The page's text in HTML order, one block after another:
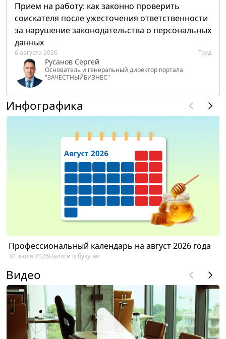
Прием на работу: как законно проверить
соискателя после ужесточения ответственности
за нарушение законодательства о персональных
данных
6 августа 2026 Труд
Русанов Сергей
Основатель и генеральный директор портала
"ЗАЧЕСТНЫЙБИЗНЕС"
Инфографика
Профессиональный календарь на август 2026 года
30 июля 2026Налоги и бухучет
Видео